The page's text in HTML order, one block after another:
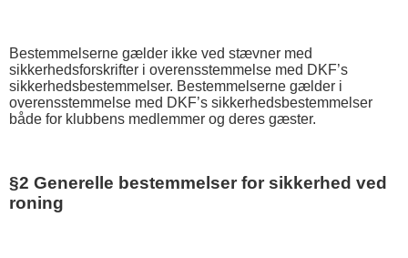
Bestemmelserne gælder ikke ved stævner med
sikkerhedsforskrifter i overensstemmelse med DKF’s
sikkerhedsbestemmelser. Bestemmelserne gælder i
overensstemmelse med DKF’s sikkerhedsbestemmelser
både for klubbens medlemmer og deres gæster.
§2 Generelle bestemmelser for sikkerhed ved
roning